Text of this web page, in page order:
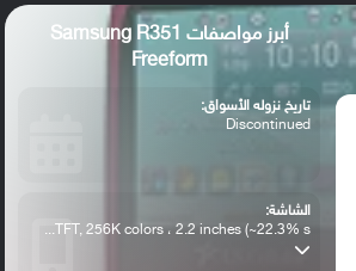
أبرز مواصفات Samsung R351
Freeform
تاريخ نزوله الأسواق:
Discontinued
الشاشة:
TFT, 256K colors ، 2.2 inches (~22.3% s...